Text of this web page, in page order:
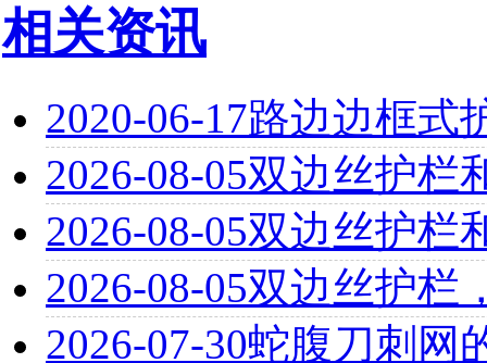
相关资讯
2020-06-17路边边框式
2026-08-05双边丝护栏
2026-08-05双边丝护栏
2026-08-05双边丝护栏
2026-07-30蛇腹刀刺网